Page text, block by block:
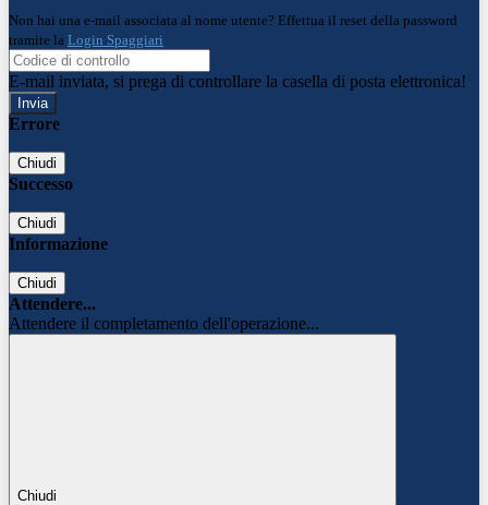
Non hai una e-mail associata al nome utente? Effettua il reset della password
tramite la Login Spaggiari
E-mail inviata, si prega di controllare la casella di posta elettronica!
Errore
Chiudi
Successo
Chiudi
Informazione
Chiudi
Attendere...
Attendere il completamento dell'operazione...
Chiudi